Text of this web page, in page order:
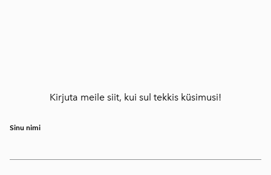
Kirjuta meile siit, kui sul tekkis küsimusi!
Sinu nimi